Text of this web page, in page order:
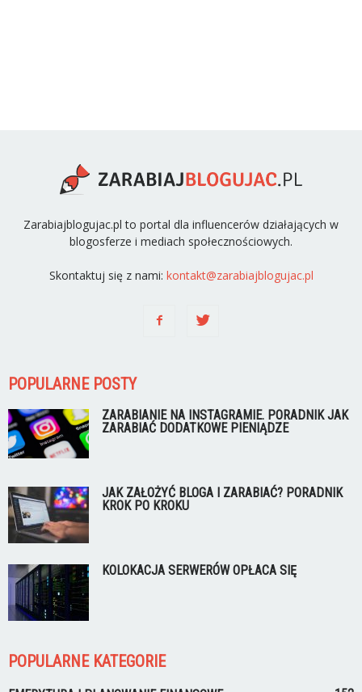
Zarabiajblogujac.pl to portal dla influencerów działających w
blogosferze i mediach społecznościowych.
Skontaktuj się z nami: kontakt@zarabiajblogujac.pl
POPULARNE POSTY
ZARABIANIE NA INSTAGRAMIE. PORADNIK JAK
ZARABIAĆ DODATKOWE PIENIĄDZE
JAK ZAŁOŻYĆ BLOGA I ZARABIAĆ? PORADNIK
KROK PO KROKU
KOLOKACJA SERWERÓW OPŁACA SIĘ
POPULARNE KATEGORIE